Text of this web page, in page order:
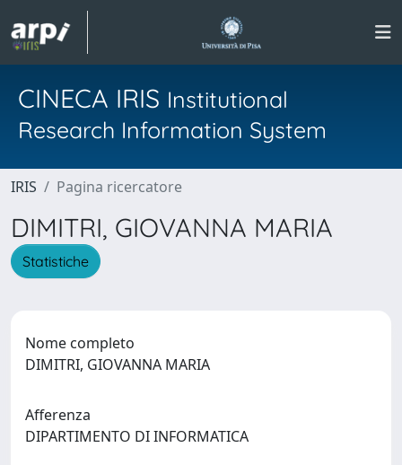
CINECA IRIS Institutional
Research Information System
IRIS Pagina ricercatore
DIMITRI, GIOVANNA MARIA
Statistiche
Nome completo
DIMITRI, GIOVANNA MARIA
Afferenza
DIPARTIMENTO DI INFORMATICA